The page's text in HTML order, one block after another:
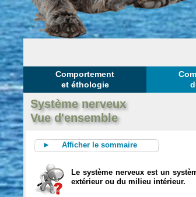
Comportement
et éthologie
Système nerveux
Vue d'ensemble
► Afficher le sommaire
Le système nerveux est un
extérieur ou du milieu intérieur.